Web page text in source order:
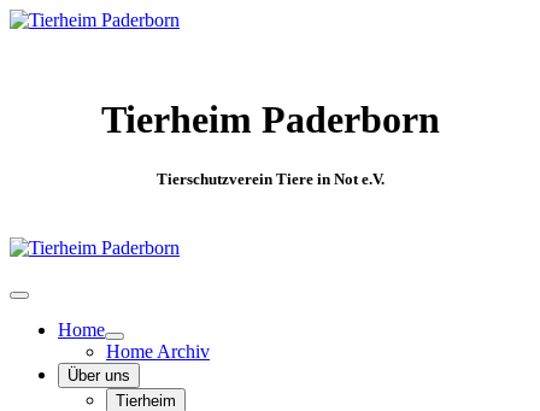
Tierheim Paderborn
Tierschutzverein Tiere in Not e.V.
Home
Home Archiv
Über uns
Tierheim